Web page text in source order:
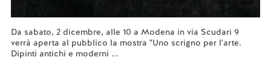
Da sabato, 2 dicembre, alle 10 a Modena in via Scudari 9
verrà aperta al pubblico la mostra "Uno scrigno per l'arte.
Dipinti antichi e moderni ...